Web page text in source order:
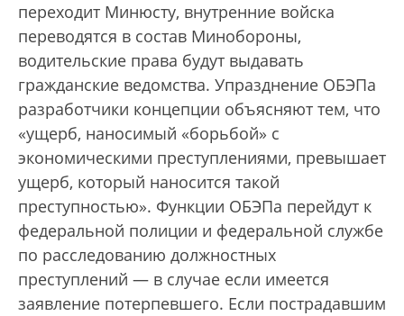
переходит Минюсту, внутренние войска
переводятся в состав Минобороны,
водительские права будут выдавать
гражданские ведомства. Упразднение ОБЭПа
разработчики концепции объясняют тем, что
«ущерб, наносимый «борьбой» с
экономическими преступлениями, превышает
ущерб, который наносится такой
преступностью». Функции ОБЭПа перейдут к
федеральной полиции и федеральной службе
по расследованию должностных
преступлений — в случае если имеется
заявление потерпевшего. Если пострадавшим